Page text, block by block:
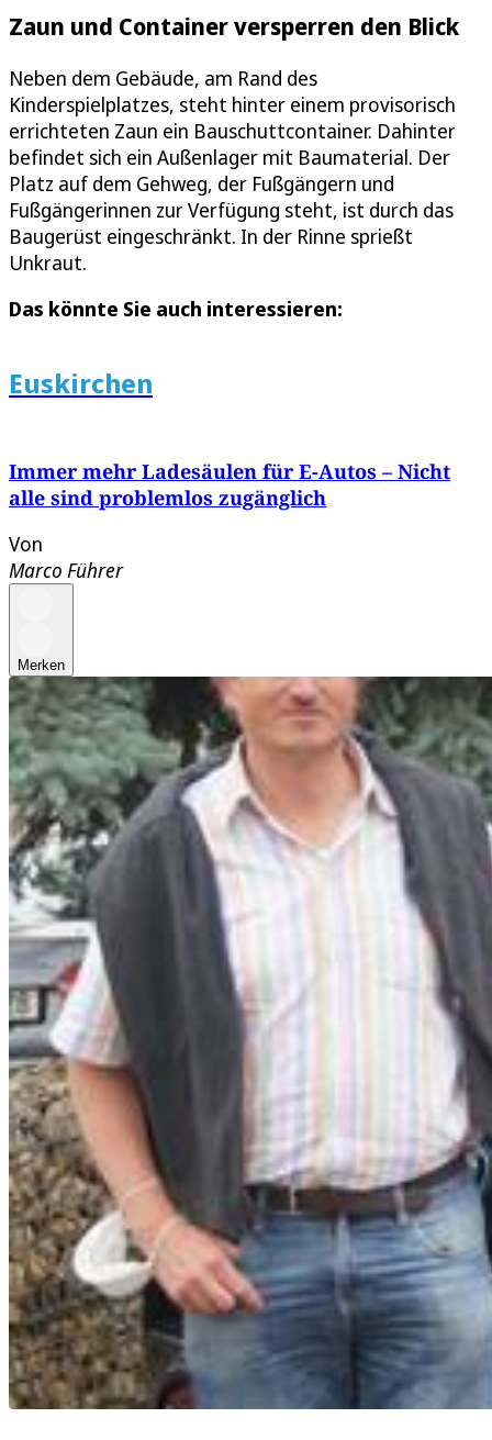
Zaun und Container versperren den Blick
Neben dem Gebäude, am Rand des
Kinderspielplatzes, steht hinter einem provisorisch
errichteten Zaun ein Bauschuttcontainer. Dahinter
befindet sich ein Außenlager mit Baumaterial. Der
Platz auf dem Gehweg, der Fußgängern und
Fußgängerinnen zur Verfügung steht, ist durch das
Baugerüst eingeschränkt. In der Rinne sprießt
Unkraut.
Das könnte Sie auch interessieren:
Euskirchen
Immer mehr Ladesäulen für E-Autos – Nicht
alle sind problemlos zugänglich
Von
Marco Führer
Merken